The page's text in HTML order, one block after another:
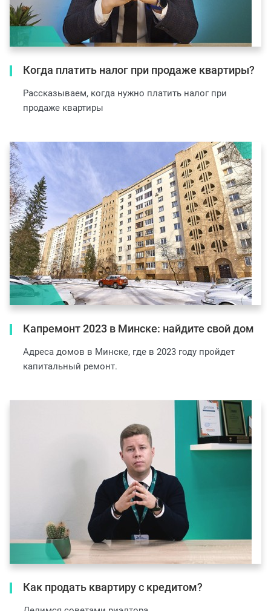
Когда платить налог при продаже квартиры?
Рассказываем, когда нужно платить налог при
продаже квартиры
Капремонт 2023 в Минске: найдите свой дом
Адреса домов в Минске, где в 2023 году пройдет
капитальный ремонт.
Как продать квартиру с кредитом?